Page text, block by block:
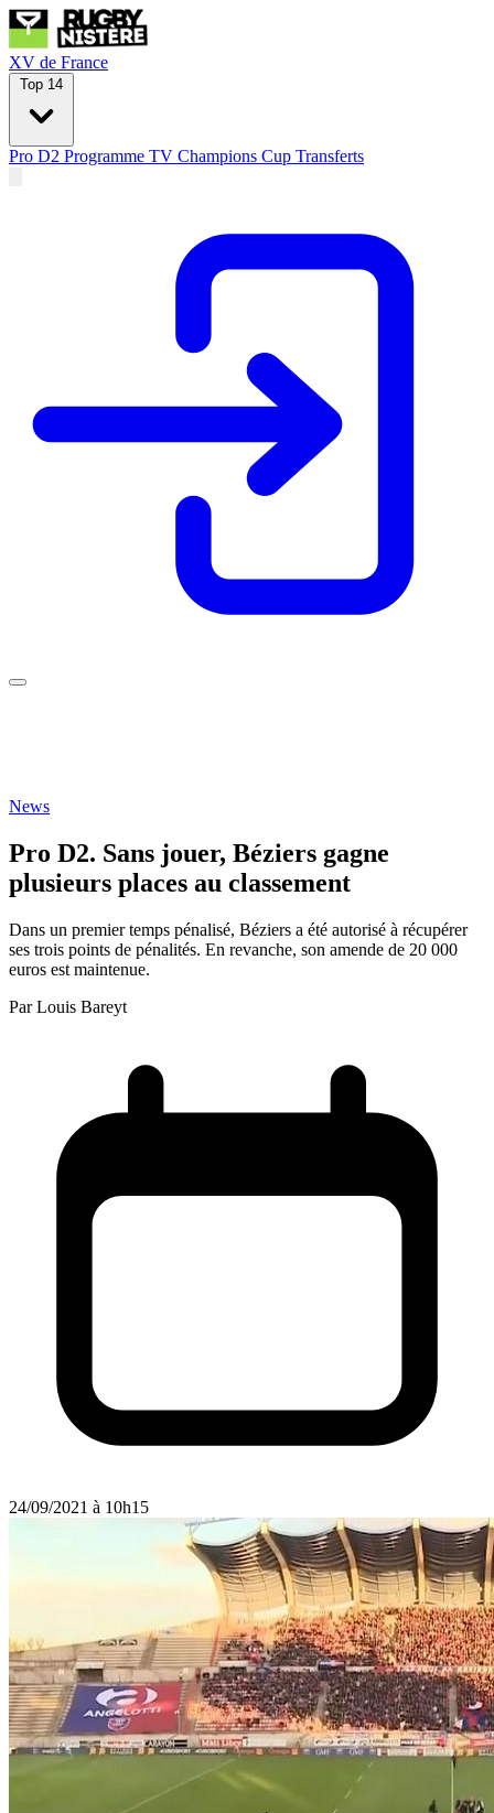
XV de France
Top 14
Pro D2 Programme TV Champions Cup Transferts
News
Pro D2. Sans jouer, Béziers gagne
plusieurs places au classement
Dans un premier temps pénalisé, Béziers a été autorisé à récupérer
ses trois points de pénalités. En revanche, son amende de 20 000
euros est maintenue.
Par Louis Bareyt
24/09/2021 à 10h15